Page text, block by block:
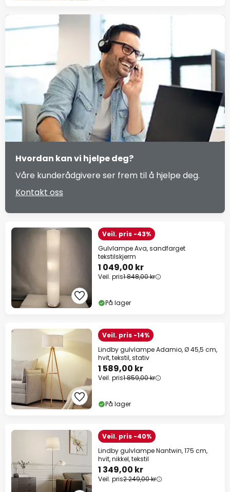
Hvordan kan vi hjelpe deg?
Våre kunderådgivere ser frem til å hjelpe deg.
Kontakt oss
Veil. pris -43%
Gulvlampe Ava, sandfarget
tekstilskjerm
1 049,00 kr
Veil. pris1 848,00 kr
På lager
Veil. pris -14%
Lindby gulvlampe Adamio, Ø 45,5 cm,
hvit, tekstil, stativ
1 589,00 kr
Veil. pris1 859,00 kr
På lager
Veil. pris -40%
Lindby gulvlampe Nantwin, 175 cm,
hvit, nikkel, tekstil
1 349,00 kr
Veil. pris2 249,00 kr